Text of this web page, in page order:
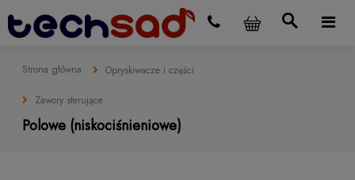
Strona główna Opryskiwacze i części
Zawory sterujące
Polowe (niskociśnieniowe)